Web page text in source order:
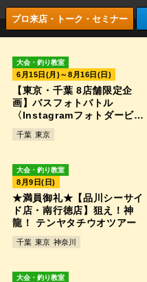
プロ来店・トーク・セミナー
大会・釣り教室
6月15日(月)～8月16日(日)
【東京・千葉 8店舗限定企
画】バスフォトバトル
〈Instagramフォトダービ
千葉 東京
大会・釣り教室
8月9日(日)
★満員御礼★【品川シーサイ
ド店・南行徳店】狙え！神
龍！ テンヤタチウオツアー
千葉 東京 神奈川
大会・釣り教室